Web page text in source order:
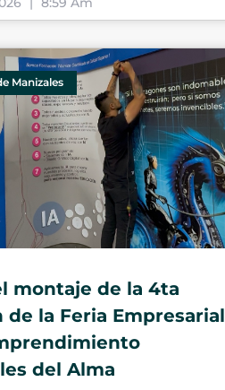
Manizales
montaje de la 4ta
de la Feria Empresarial
del Alma